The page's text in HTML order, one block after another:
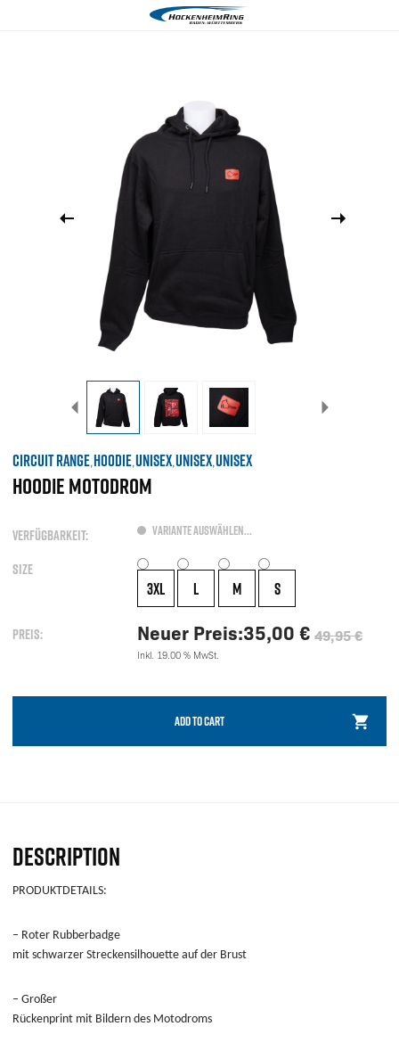
CIRCUIT RANGE,HOODIE,UNISEX,UNISEX,UNISEX
HOODIE MOTODROM
VERFÜGBARKEIT: VARIANTE AUSWÄHLEN...
SIZE
3XL L M S
PREIS: 49,95€
Original
price
49,95 €.
Neuer Preis:35,00 €
Current
price
35,00 €.
Inkl. 19.00 % MwSt.
ADD TO CART
DESCRIPTION
PRODUKTDETAILS:
– Roter Rubberbadge
mit schwarzer Streckensilhouette auf der Brust
– Großer
Rückenprint mit Bildern des Motodroms